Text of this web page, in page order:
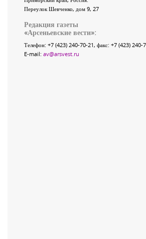
Переулок Шевченко, дом 9, 27
Редакция газеты
«Арсеньевские вести»:
Телефон: +7 (423) 240-70-21, факс: +7 (423) 240-
E-mail: av@arsvest.ru